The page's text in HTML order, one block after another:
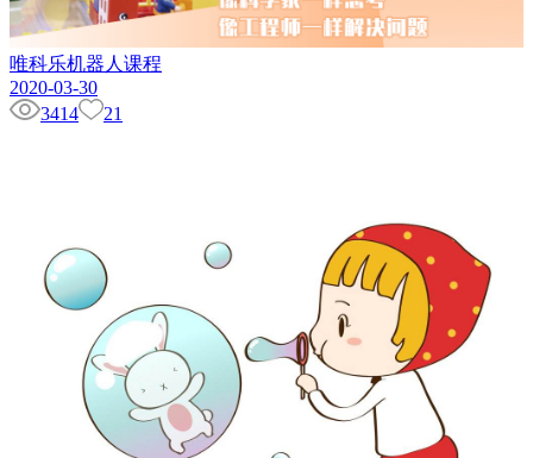
唯科乐机器人课程
2020-03-30
3414
21